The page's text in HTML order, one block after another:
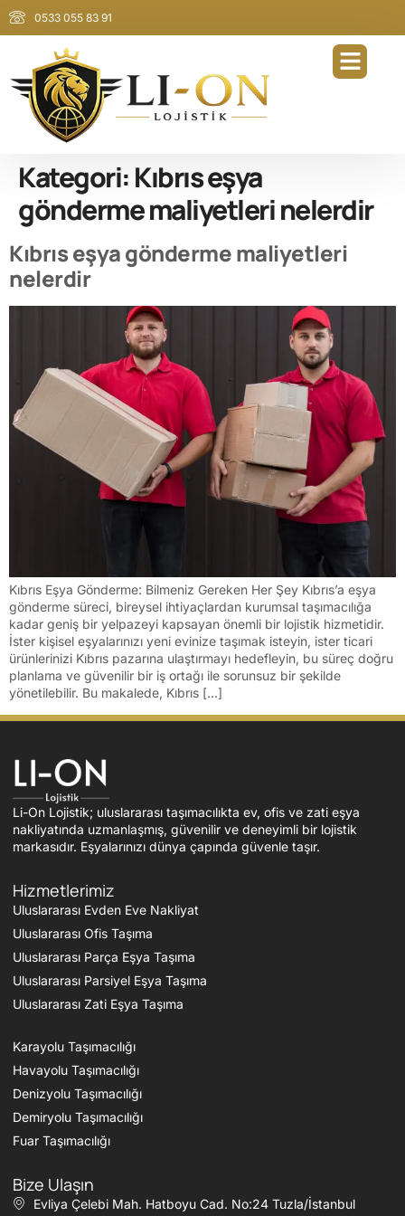
0533 055 83 91
Kategori:Kıbrıs eşya
gönderme maliyetleri nelerdir
Kıbrıs eşya gönderme maliyetleri
nelerdir
Kıbrıs Eşya Gönderme: Bilmeniz Gereken Her Şey Kıbrıs’a eşya
gönderme süreci, bireysel ihtiyaçlardan kurumsal taşımacılığa
kadar geniş bir yelpazeyi kapsayan önemli bir lojistik hizmetidir.
İster kişisel eşyalarınızı yeni evinize taşımak isteyin, ister ticari
ürünlerinizi Kıbrıs pazarına ulaştırmayı hedefleyin, bu süreç doğru
planlama ve güvenilir bir iş ortağı ile sorunsuz bir şekilde
yönetilebilir. Bu makalede, Kıbrıs […]
Li-On Lojistik; uluslararası taşımacılıkta ev, ofis ve zati eşya
nakliyatında uzmanlaşmış, güvenilir ve deneyimli bir lojistik
markasıdır. Eşyalarınızı dünya çapında güvenle taşır.
Hizmetlerimiz
Uluslararası Evden Eve Nakliyat
Uluslararası Ofis Taşıma
Uluslararası Parça Eşya Taşıma
Uluslararası Parsiyel Eşya Taşıma
Uluslararası Zati Eşya Taşıma
Karayolu Taşımacılığı
Havayolu Taşımacılığı
Denizyolu Taşımacılığı
Demiryolu Taşımacılığı
Fuar Taşımacılığı
Bize Ulaşın
Evliya Çelebi Mah. Hatboyu Cad. No:24 Tuzla/İstanbul